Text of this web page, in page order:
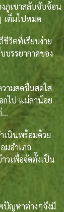
ภูเขาสลับซับซ้อน
เต็มไปหมด
วิตที่เรียบง่าย
บรรยากาศของ
ามสดชื่นสดใส
กไป แม่ลาน้อย
…
เนินพร้อมด้วย
มอำเภอ
วเพื่อจัดตั้งเป็น
ปัญหาต่างๆจึงมี